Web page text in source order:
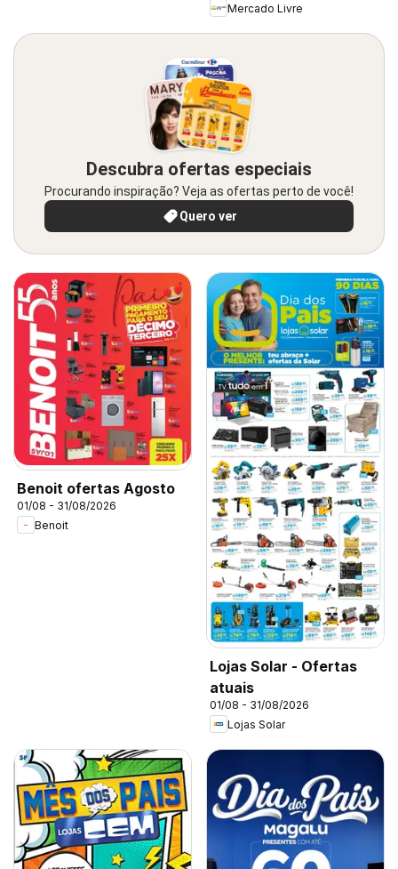
Mercado Livre
Descubra ofertas especiais
Procurando inspiração? Veja as ofertas perto de você!
Quero ver
Benoit ofertas Agosto
01/08 - 31/08/2026
Benoit
Lojas Solar - Ofertas
atuais
01/08 - 31/08/2026
Lojas Solar